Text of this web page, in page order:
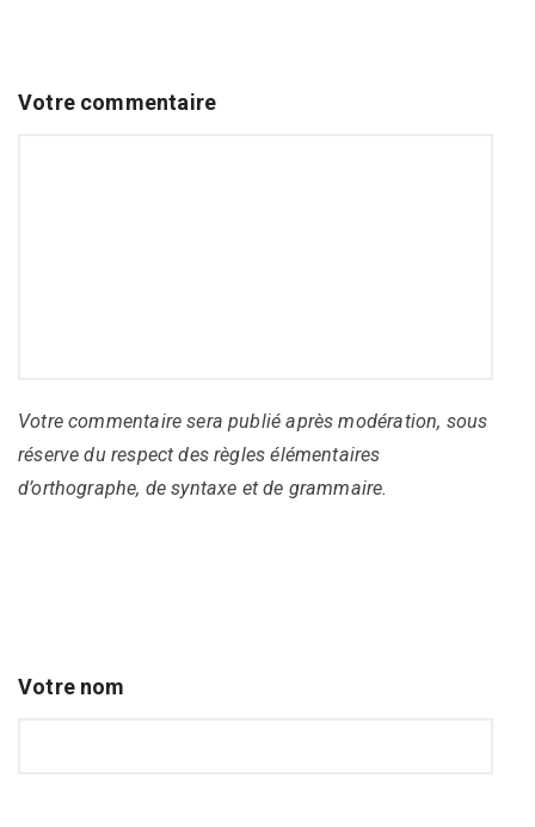
Votre commentaire
Votre commentaire sera publié après modération, sous
réserve du respect des règles élémentaires
d’orthographe, de syntaxe et de grammaire.
Votre nom